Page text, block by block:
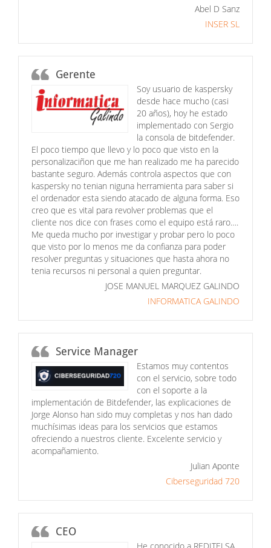
Abel D Sanz
INSER SL
Gerente
Soy usuario de kaspersky
desde hace mucho (casi
20 años), hoy he estado
implementado con Sergio
la consola de bitdefender.
El poco tiempo que llevo y lo poco que visto en la
personalizaciñon que me han realizado me ha parecido
bastante seguro. Además controla aspectos que con
kaspersky no tenian niguna herramienta para saber si
el ordenador esta siendo atacado de alguna forma. Eso
creo que es vital para revolver problemas que el
cliente nos dice con frases como el equipo está raro….
Me queda mucho por investigar y probar pero lo poco
que visto por lo menos me da confianza para poder
resolver preguntas y situaciones que hasta ahora no
tenia recursos ni personal a quien preguntar.
JOSE MANUEL MARQUEZ GALINDO
INFORMATICA GALINDO
Service Manager
Estamos muy contentos
con el servicio, sobre todo
con el soporte a la
implementación de Bitdefender, las explicaciones de
Jorge Alonso han sido muy completas y nos han dado
muchísimas ideas para los servicios que estamos
ofreciendo a nuestros cliente. Excelente servicio y
acompañamiento.
Julian Aponte
Ciberseguridad 720
CEO